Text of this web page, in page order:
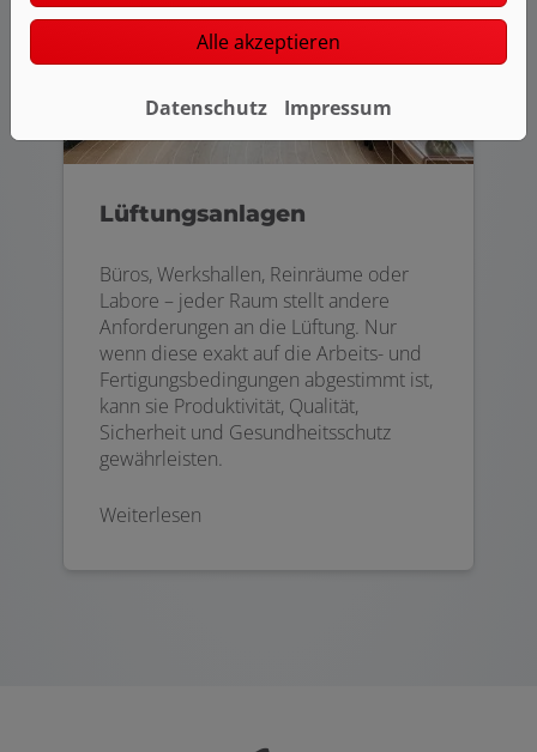
Lüftungsanlagen
Büros, Werkshallen, Reinräume oder
Labore – jeder Raum stellt andere
Anforderungen an die Lüftung. Nur
wenn diese exakt auf die Arbeits- und
Fertigungsbedingungen abgestimmt ist,
kann sie Produktivität, Qualität,
Sicherheit und Gesundheitsschutz
gewährleisten.
Weiterlesen
Alle akzeptieren
Datenschutz Impressum